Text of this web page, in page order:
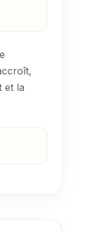
et la